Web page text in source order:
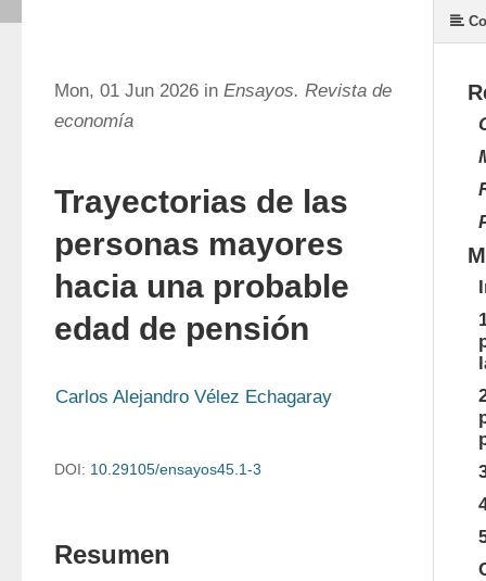
Mon, 01 Jun 2026 in Ensayos. Revista de
economía
Trayectorias de las
personas mayores
hacia una probable
edad de pensión
Carlos Alejandro Vélez Echagaray
DOI: 10.29105/ensayos45.1-3
Resumen